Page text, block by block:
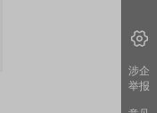
涉企
举报